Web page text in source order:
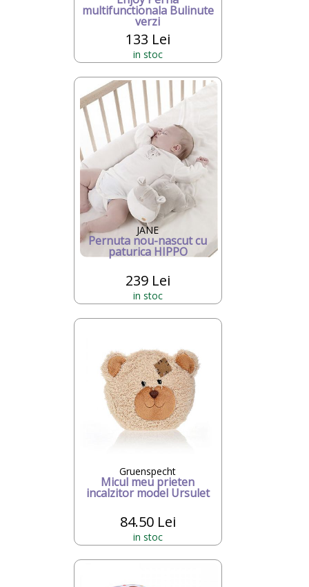
multifunctionala Bulinute
verzi
133 Lei
in stoc
JANE
Pernuta nou-nascut cu
paturica HIPPO
239 Lei
in stoc
Gruenspecht
Micul meu prieten
incalzitor model Ursulet
84.50 Lei
in stoc